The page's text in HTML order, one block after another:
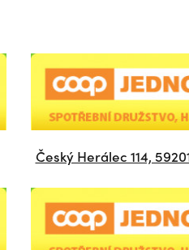
Český Herálec 114,